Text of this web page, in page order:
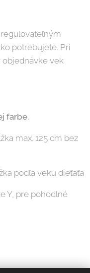
regulovateľným
potrebujete. Pri
objednávke vek
farbe.
max. 125 cm bez
podľa veku dieťaťa
Y, pre pohodlné